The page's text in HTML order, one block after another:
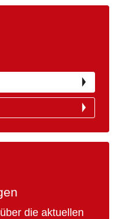
die aktuellen